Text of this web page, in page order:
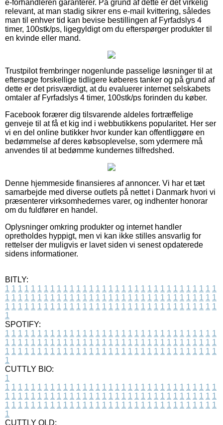
e-forhandleren garanterer. På grund af dette er det virkelig
relevant, at man stadig sikrer ens e-mail kvittering, således
man til enhver tid kan bevise bestillingen af Fyrfadslys 4
timer, 100stk/ps, ligegyldigt om du efterspørger produkter til
en kvinde eller mand.
Trustpilot frembringer nogenlunde passelige løsninger til at
eftersøge forskellige tidligere køberes tanker og på grund af
dette er det prisværdigt, at du evaluerer internet selskabets
omtaler af Fyrfadslys 4 timer, 100stk/ps forinden du køber.
Facebook forærer dig tilsvarende aldeles fortræffelige
genveje til at få et kig ind i webbutikkens popularitet. Her ser
vi en del online butikker hvor kunder kan offentliggøre en
bedømmelse af deres købsoplevelse, som ydermere må
anvendes til at bedømme kundernes tilfredshed.
Denne hjemmeside finansieres af annoncer. Vi har et tæt
samarbejde med diverse outlets på nettet i Danmark hvori vi
præsenterer virksomhedernes varer, og indhenter honorar
om du fuldfører en handel.
Oplysninger omkring produkter og internet handler
opretholdes hyppigt, men vi kan ikke stilles ansvarlig for
rettelser der muligvis er lavet siden vi senest opdaterede
sidens informationer.
BITLY:
1 1 1 1 1 1 1 1 1 1 1 1 1 1 1 1 1 1 1 1 1 1 1 1 1 1 1 1 1 1 1 1 1
1 1 1 1 1 1 1 1 1 1 1 1 1 1 1 1 1 1 1 1 1 1 1 1 1 1 1 1 1 1 1 1 1
1 1 1 1 1 1 1 1 1 1 1 1 1 1 1 1 1 1 1 1 1 1 1 1 1 1 1 1 1 1 1 1 1
1
SPOTIFY:
1 1 1 1 1 1 1 1 1 1 1 1 1 1 1 1 1 1 1 1 1 1 1 1 1 1 1 1 1 1 1 1 1
1 1 1 1 1 1 1 1 1 1 1 1 1 1 1 1 1 1 1 1 1 1 1 1 1 1 1 1 1 1 1 1 1
1 1 1 1 1 1 1 1 1 1 1 1 1 1 1 1 1 1 1 1 1 1 1 1 1 1 1 1 1 1 1 1 1
1
CUTTLY BIO:
1
1 1 1 1 1 1 1 1 1 1 1 1 1 1 1 1 1 1 1 1 1 1 1 1 1 1 1 1 1 1 1 1 1
1 1 1 1 1 1 1 1 1 1 1 1 1 1 1 1 1 1 1 1 1 1 1 1 1 1 1 1 1 1 1 1 1
1 1 1 1 1 1 1 1 1 1 1 1 1 1 1 1 1 1 1 1 1 1 1 1 1 1 1 1 1 1 1 1 1
1
CUTTLY OLD: